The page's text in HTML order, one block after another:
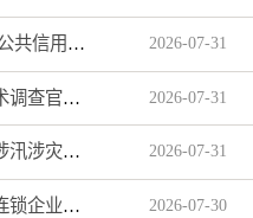
湖北省发改委关于印发 《湖北省公共信用信息目录（2026年版）》的通知 2026-07-31
山东：全省首个海关知识产权技术调查官制度落地济南自贸片区 2026-07-31
公安机关持续严厉打击编造传播涉汛涉灾网络谣言 2026-07-31
市市场监管委关于印发《天津市连锁企业食品经营许可“先证后核”信用承诺审批实施办法》的通知 2026-07-30